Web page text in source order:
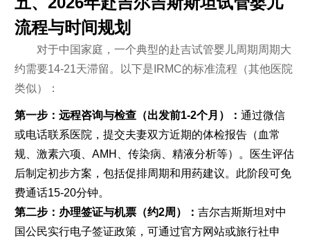
流程与时间规划
对于中国家庭，一个典型的赴吉试管婴儿周期周期大
约需要14-21天滞留。以下是IRMC的标准流程（其他医院
类似）：
第一步：远程咨询与检查（出发前1-2个月）： 通过微信
或电话联系医院，提交夫妻双方近期的体检报告（血常
规、激素六项、AMH、传染病、精液分析等）。医生评估
后制定初步方案，包括促排周期和用药建议。此阶段可免
费通话15-20分钟。
第二步：办理签证与机票（约2周）： 吉尔吉斯斯坦对中
国公民实行电子签证政策，可通过官方网站或旅行社申